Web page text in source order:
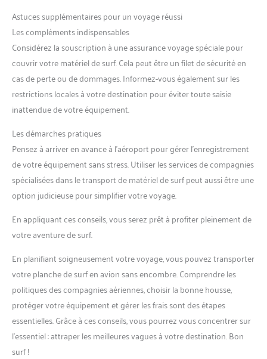
Astuces supplémentaires pour un voyage réussi
Les compléments indispensables
Considérez la souscription à une assurance voyage spéciale pour
couvrir votre matériel de surf. Cela peut être un filet de sécurité en
cas de perte ou de dommages. Informez-vous également sur les
restrictions locales à votre destination pour éviter toute saisie
inattendue de votre équipement.
Les démarches pratiques
Pensez à arriver en avance à l’aéroport pour gérer l’enregistrement
de votre équipement sans stress. Utiliser les services de compagnies
spécialisées dans le transport de matériel de surf peut aussi être une
option judicieuse pour simplifier votre voyage.
En appliquant ces conseils, vous serez prêt à profiter pleinement de
votre aventure de surf.
En planifiant soigneusement votre voyage, vous pouvez transporter
votre planche de surf en avion sans encombre. Comprendre les
politiques des compagnies aériennes, choisir la bonne housse,
protéger votre équipement et gérer les frais sont des étapes
essentielles. Grâce à ces conseils, vous pourrez vous concentrer sur
l’essentiel : attraper les meilleures vagues à votre destination. Bon
surf !